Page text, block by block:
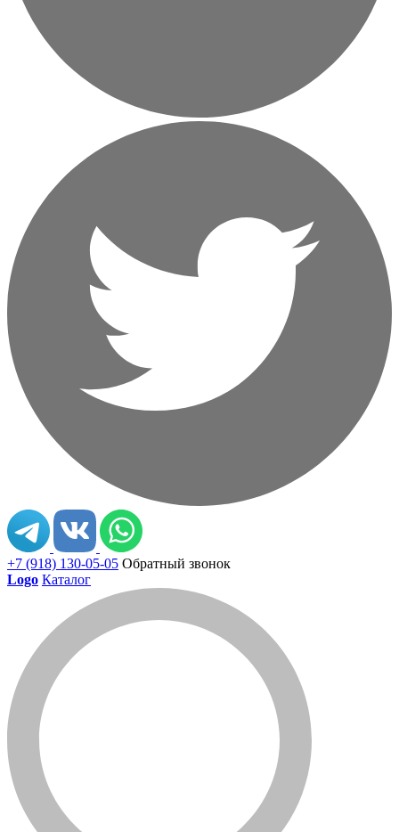
+7 (918) 130-05-05 Обратный звонок
Logo Каталог